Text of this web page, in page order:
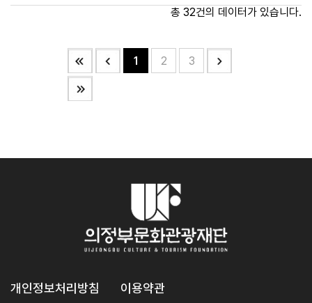
총 32건의 데이터가 있습니다.
1 2 3
개인정보처리방침 이용약관